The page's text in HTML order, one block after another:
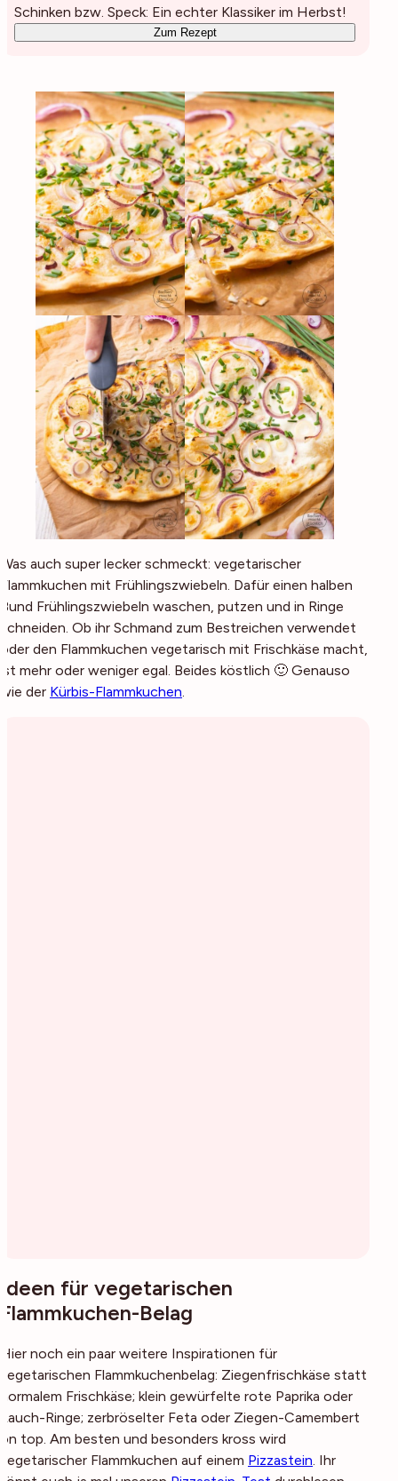
Schinken bzw. Speck: Ein echter Klassiker im Herbst!
Zum Rezept
Was auch super lecker schmeckt: vegetarischer
Flammkuchen mit Frühlingszwiebeln. Dafür einen halben
Bund Frühlingszwiebeln waschen, putzen und in Ringe
schneiden. Ob ihr Schmand zum Bestreichen verwendet
oder den Flammkuchen vegetarisch mit Frischkäse macht,
ist mehr oder weniger egal. Beides köstlich 🙂 Genauso
wie der Kürbis-Flammkuchen.
Ideen für vegetarischen
Flammkuchen-Belag
Hier noch ein paar weitere Inspirationen für
vegetarischen Flammkuchenbelag: Ziegenfrischkäse statt
normalem Frischkäse; klein gewürfelte rote Paprika oder
Lauch-Ringe; zerbröselter Feta oder Ziegen-Camembert
on top. Am besten und besonders kross wird
vegetarischer Flammkuchen auf einem Pizzastein. Ihr